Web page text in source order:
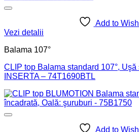
Add to
Vezi detalii
Balama 107°
CLIP top Balama standard 107°,
INSERTA – 74T1690BTL
Add to